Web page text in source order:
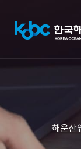
해운산